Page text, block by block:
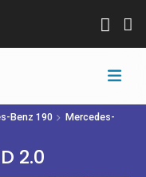
Benz 190
Mercedes-
2.0